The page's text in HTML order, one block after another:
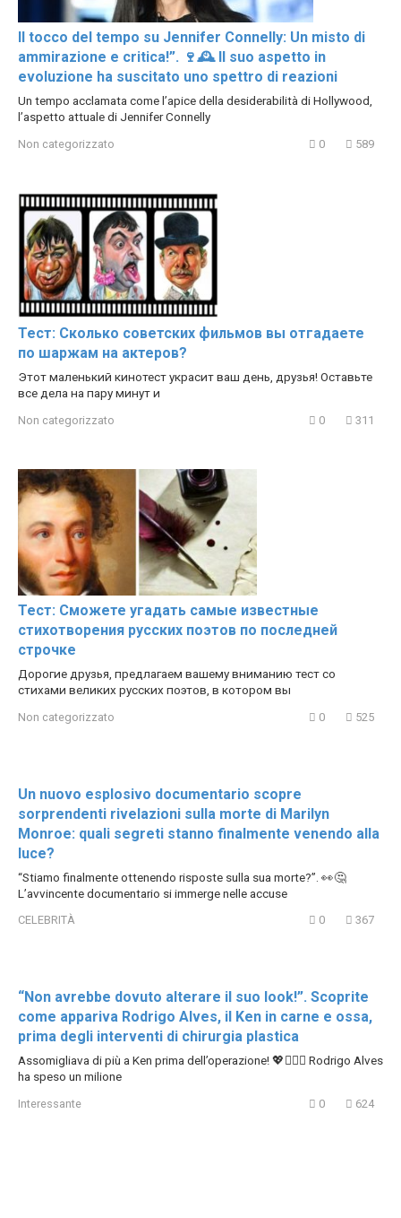
Il tocco del tempo su Jennifer Connelly: Un misto di
ammirazione e critica!”. 🍷🕰️ Il suo aspetto in
evoluzione ha suscitato uno spettro di reazioni
Un tempo acclamata come l’apice della desiderabilità di Hollywood,
l’aspetto attuale di Jennifer Connelly
Non categorizzato 0 589
Тест: Сколько советских фильмов вы отгадаете
по шаржам на актеров?
Этот маленький кинотест украсит ваш день, друзья! Оставьте
все дела на пару минут и
Non categorizzato 0 311
Тест: Сможете угадать самые известные
стихотворения русских поэтов по последней
строчке
Дорогие друзья, предлагаем вашему вниманию тест со
стихами великих русских поэтов, в котором вы
Non categorizzato 0 525
Un nuovo esplosivo documentario scopre
sorprendenti rivelazioni sulla morte di Marilyn
Monroe: quali segreti stanno finalmente venendo alla
luce?
“Stiamo finalmente ottenendo risposte sulla sua morte?”. 👀🤔
L’avvincente documentario si immerge nelle accuse
CELEBRITÀ 0 367
“Non avrebbe dovuto alterare il suo look!”. Scoprite
come appariva Rodrigo Alves, il Ken in carne e ossa,
prima degli interventi di chirurgia plastica
Assomigliava di più a Ken prima dell’operazione! 💖🤦🏻‍♀️ Rodrigo Alves
ha speso un milione
Interessante 0 624